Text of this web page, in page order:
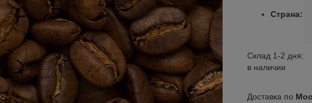
Страна:
Склад 1-2 дня:
в наличии
Доставка по